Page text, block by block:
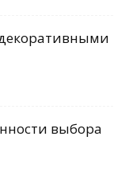
выбора